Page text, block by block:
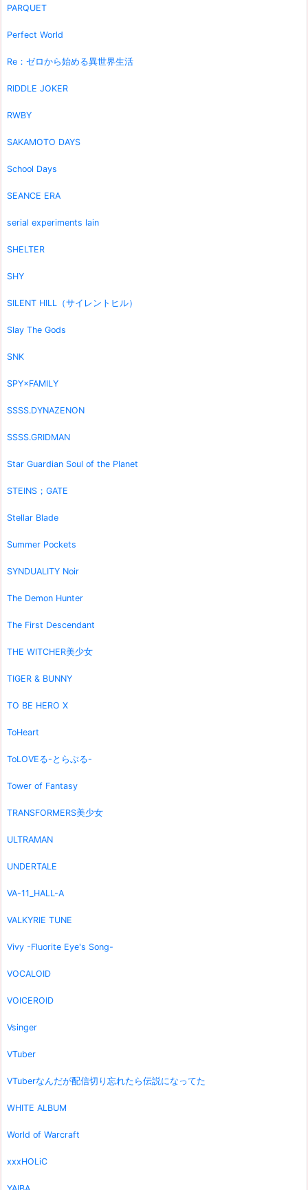
PARQUET
Perfect World
Re：ゼロから始める異世界生活
RIDDLE JOKER
RWBY
SAKAMOTO DAYS
School Days
SEANCE ERA
serial experiments lain
SHELTER
SHY
SILENT HILL（サイレントヒル）
Slay The Gods
SNK
SPY×FAMILY
SSSS.DYNAZENON
SSSS.GRIDMAN
Star Guardian Soul of the Planet
STEINS；GATE
Stellar Blade
Summer Pockets
SYNDUALITY Noir
The Demon Hunter
The First Descendant
THE WITCHER美少女
TIGER & BUNNY
TO BE HERO X
ToHeart
ToLOVEる-とらぶる-
Tower of Fantasy
TRANSFORMERS美少女
ULTRAMAN
UNDERTALE
VA-11_HALL-A
VALKYRIE TUNE
Vivy -Fluorite Eye's Song-
VOCALOID
VOICEROID
Vsinger
VTuber
VTuberなんだが配信切り忘れたら伝説になってた
WHITE ALBUM
World of Warcraft
xxxHOLiC